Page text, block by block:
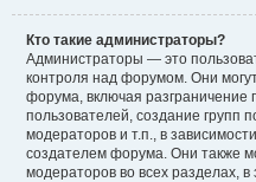
Кто такие администраторы?
Администраторы — это
контроля над форумом. Они
форума, включая разграничение
пользователей, создание групп
модераторов и т.п., в
создателем форума. Они также
модераторов во всех разделах, в